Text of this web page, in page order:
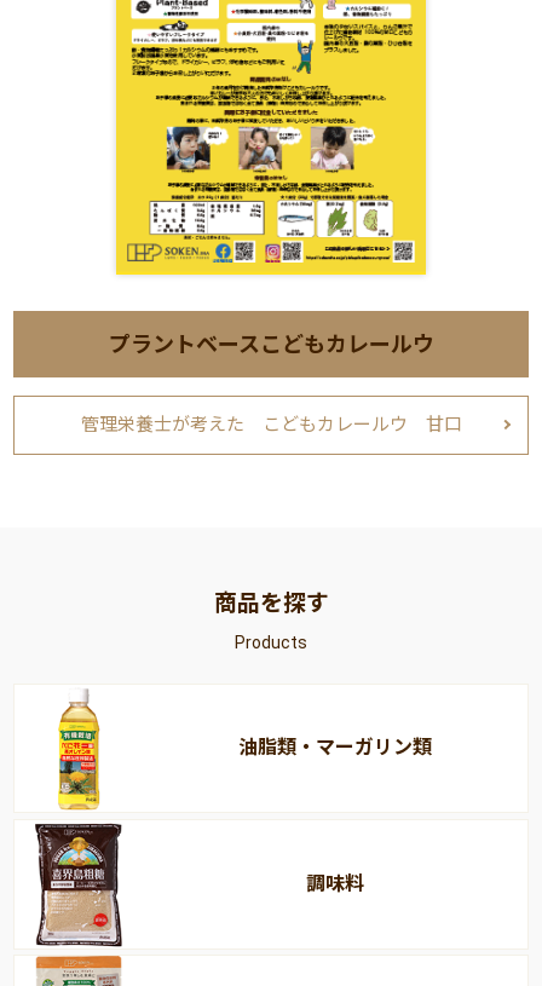
プラントベースこどもカレールウ
管理栄養士が考えた こどもカレールウ 甘口
商品を探す
Products
油脂類・マーガリン類
調味料